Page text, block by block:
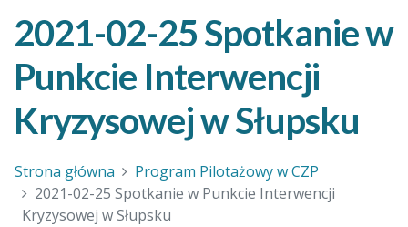
2021-02-25 Spotkanie w
Punkcie Interwencji
Kryzysowej w Słupsku
Strona główna
Program Pilotażowy w CZP
2021-02-25 Spotkanie w Punkcie Interwencji
Kryzysowej w Słupsku